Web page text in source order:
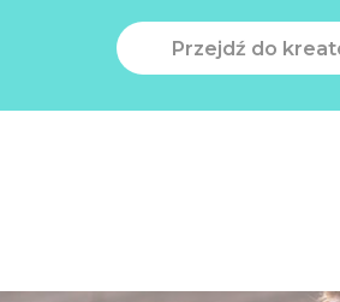
Przejdź do